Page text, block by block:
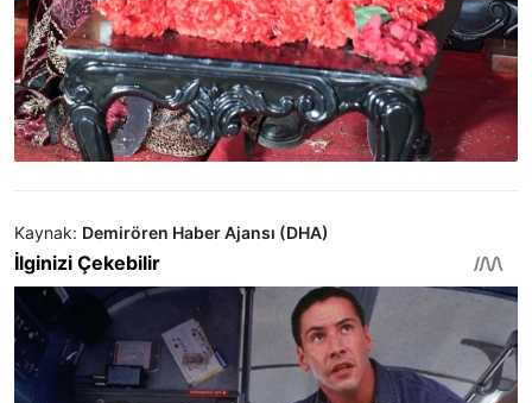
Kaynak: Demirören Haber Ajansı (DHA)